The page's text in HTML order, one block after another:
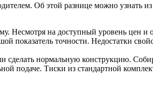
Об этой разнице можно узнать
Несмотря на доступный уровень цен и
показатель точности. Недостатки
нормальную конструкцию.
подаче. Тиски из стандартной